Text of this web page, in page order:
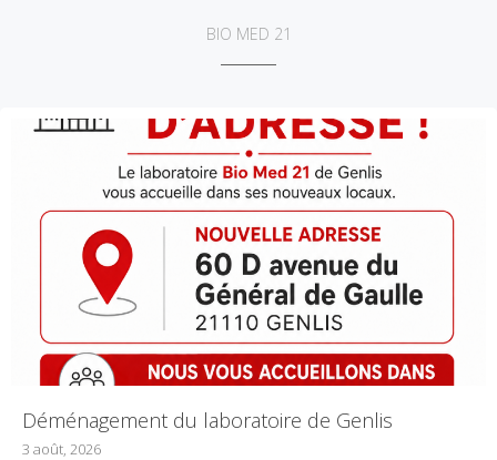
BIO MED 21
Déménagement du laboratoire de Genlis
3 août, 2026